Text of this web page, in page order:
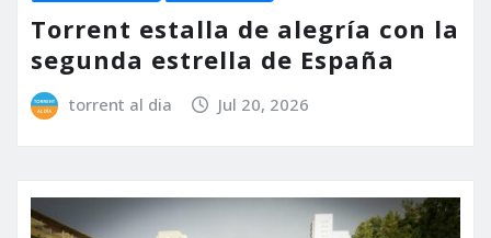
Torrent estalla de alegría con la
segunda estrella de España
torrent al dia Jul 20, 2026